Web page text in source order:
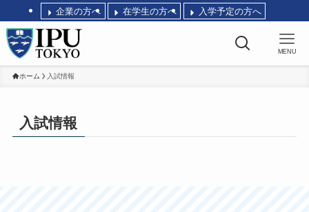
企業の方へ 在学生の方へ 入学予定の方へ
MENU
ホーム 入試情報
入試情報